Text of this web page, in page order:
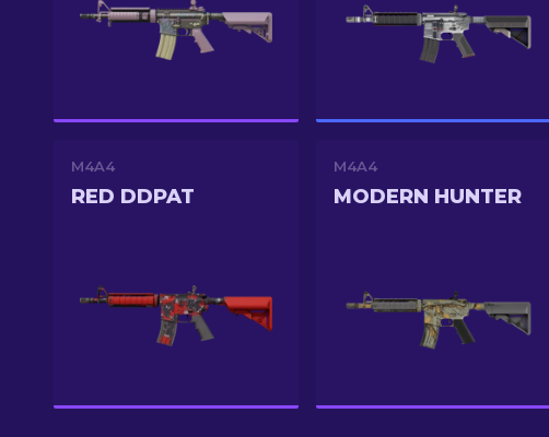
M4A4
RED DDPAT
M4A4
MODERN HUNTER